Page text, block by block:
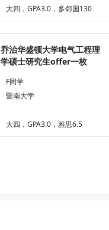
大四，GPA3.0，多邻国130
乔治华盛顿大学电气工程理
学硕士研究生offer一枚
F同学
暨南大学
大四，GPA3.0，雅思6.5